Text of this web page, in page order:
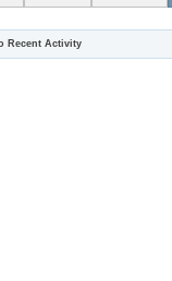
Recent Activity